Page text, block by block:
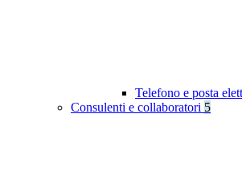
Telefono e posta
Consulenti e collaboratori 5